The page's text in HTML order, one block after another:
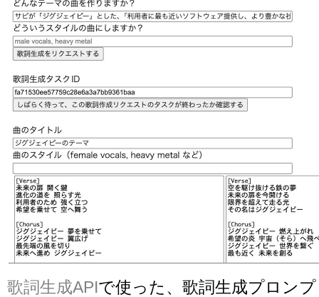
歌詞生成APIで使った、歌詞生成プロン